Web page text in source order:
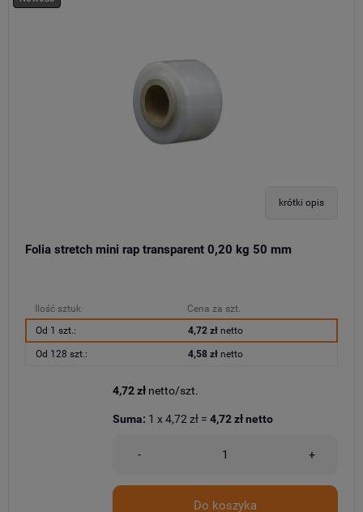
krótki opis
Folia stretch mini rap transparent 0,20 kg 50 mm
Ilość sztuk
Cena za szt.
Od 1 szt.:
4,72 złnetto
Od 128 szt.: 4,58 złnetto
4,72 zł netto/szt.
- +
Do koszyka
Suma: 1 x4,72 zł = 4,72 złnetto